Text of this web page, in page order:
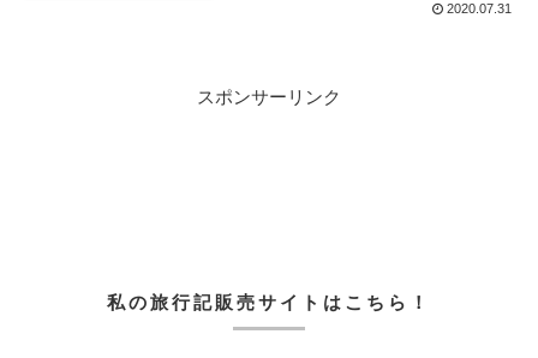
2020.07.31
スポンサーリンク
私の旅行記販売サイトはこちら！